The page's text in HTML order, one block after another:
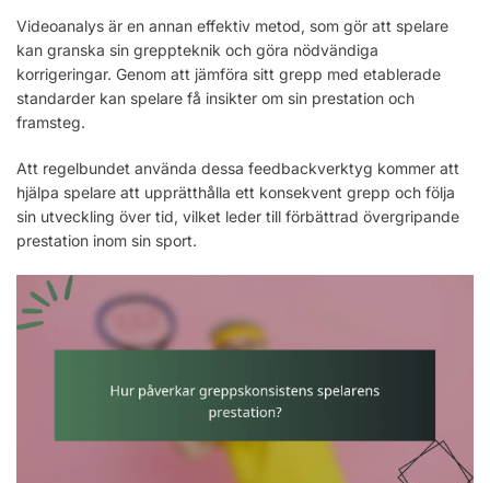
Videoanalys är en annan effektiv metod, som gör att spelare
kan granska sin greppteknik och göra nödvändiga
korrigeringar. Genom att jämföra sitt grepp med etablerade
standarder kan spelare få insikter om sin prestation och
framsteg.
Att regelbundet använda dessa feedbackverktyg kommer att
hjälpa spelare att upprätthålla ett konsekvent grepp och följa
sin utveckling över tid, vilket leder till förbättrad övergripande
prestation inom sin sport.